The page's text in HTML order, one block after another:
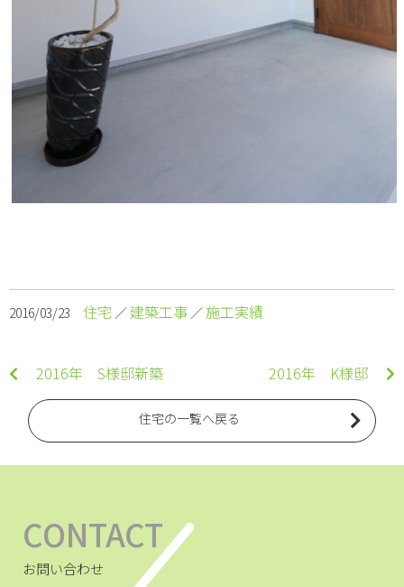
2016/03/23 住宅 ／建築工事 ／施工実績
2016年 S様邸新築 2016年 K様邸
住宅の一覧へ戻る
CONTACT
お問い合わせ